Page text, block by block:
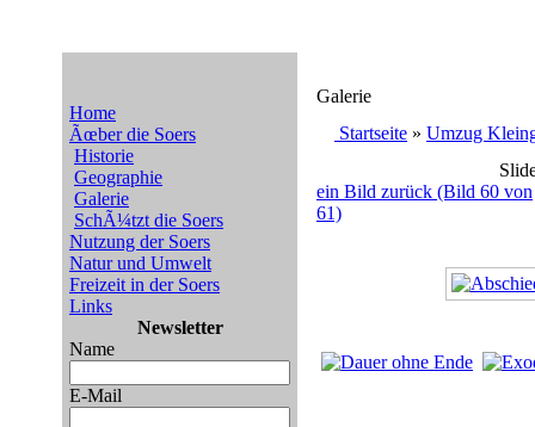
Home
Ãœber die Soers
Historie
Geographie
Galerie
SchÃ¼tzt die Soers
Nutzung der Soers
Natur und Umwelt
Freizeit in der Soers
Links
Newsletter
Name
E-Mail
Galerie
Startseite » Umzug
ein Bild zurück (Bild 60 von
61)